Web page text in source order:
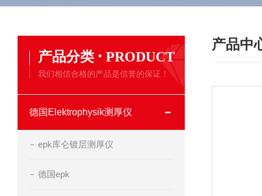
产品分类 · PRODUCT
我们相信合格的产品是信誉的保证！
德国Elektrophysik测厚仪
epk库仑镀层测厚仪
德国epk
产品中